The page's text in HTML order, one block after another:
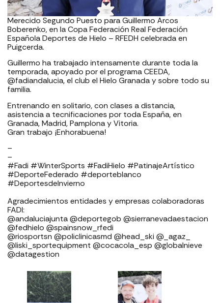
Merecido Segundo Puesto para Guillermo Arcos
Boberenko, en la Copa Federación Real Federación
Española Deportes de Hielo – RFEDH celebrada en
Puigcerda.
Guillermo ha trabajado intensamente durante toda la
temporada, apoyado por el programa CEEDA,
@fadiandalucia, el club el Hielo Granada y sobre todo su
familia.
Entrenando en solitario, con clases a distancia,
asistencia a tecnificaciones por toda España, en
Granada, Madrid, Pamplona y Vitoria.
Gran trabajo ¡Enhorabuena!
–
–
#Fadi #WinterSports #FadiHielo #PatinajeArtístico
#DeporteFederado #deporteblanco ⁣⁣⁣
#DeportesdeInvierno⁣⁣⁣⁣⁣ ⁣⁣⁣
Agradecimientos entidades y empresas colaboradoras
FADI: ⁣⁣⁣⁣⁣⁣⁣⁣⁣⁣⁣⁣⁣⁣⁣⁣⁣⁣
⁣⁣⁣⁣@andaluciajunta @deportegob ⁣⁣⁣@sierranevadaestacion
@fedhielo @spainsnow_rfedi ⁣⁣⁣⁣⁣⁣⁣⁣⁣⁣⁣⁣⁣⁣⁣⁣⁣
@riosportsn @policlinicasmd @head_ski @_agaz_
@liski_sportequipment @cocacola_esp @globalnieve
@datagestion